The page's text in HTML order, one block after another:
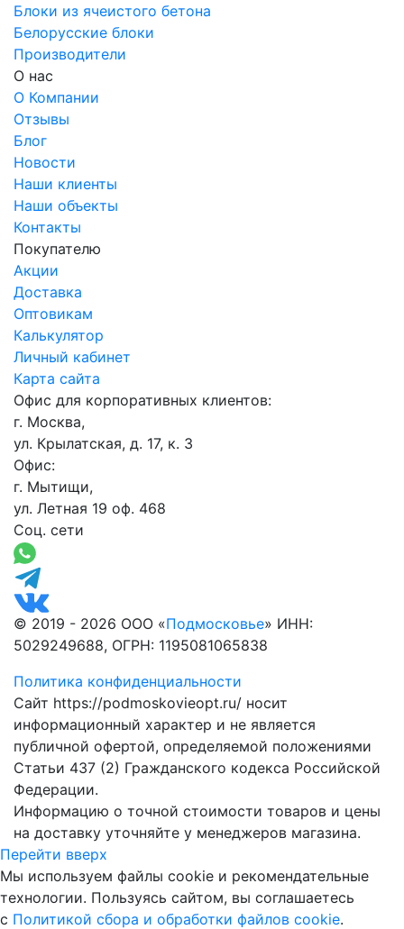
Блоки из ячеистого бетона
Белорусские блоки
Производители
О нас
О Компании
Отзывы
Блог
Новости
Наши клиенты
Наши объекты
Контакты
Покупателю
Акции
Доставка
Оптовикам
Калькулятор
Личный кабинет
Карта сайта
Офис для корпоративных клиентов:
г. Москва,
ул. Крылатская, д. 17, к. 3
Офис:
г. Мытищи,
ул. Летная 19 оф. 468
Соц. сети
© 2019 - 2026 ООО «Подмосковье» ИНН:
5029249688, ОГРН: 1195081065838
Политика конфиденциальности
Сайт https://podmoskovieopt.ru/ носит
информационный характер и не является
публичной офертой, определяемой положениями
Статьи 437 (2) Гражданского кодекса Российской
Федерации.
Информацию о точной стоимости товаров и цены
на доставку уточняйте у менеджеров магазина.
Перейти вверх
Мы используем файлы cookie и рекомендательные
технологии. Пользуясь сайтом, вы соглашаетесь
с Политикой сбора и обработки файлов cookie.